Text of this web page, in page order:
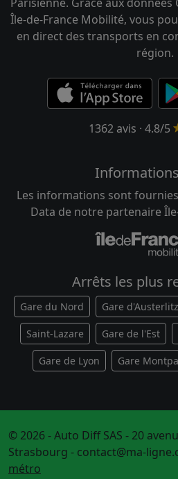
Île-de-France Mobilité, vous
en direct des transports en
région.
1362 avis · 4.8/5
Les informations sont
Data de notre partenaire
Arrêts les plus
Gare du Nord Gare d'Austerlitz
Saint-Lazare Gare de l'Est
Gare de Lyon Gare
© 2026 - Auto Diff SAS - 20
Strasbourg - contact@ma-
métro